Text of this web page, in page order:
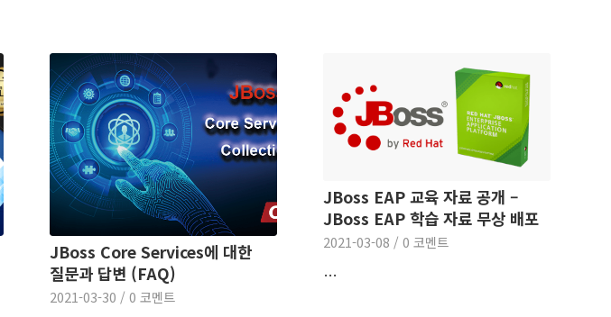
JBoss Core Services에 대한
질문과 답변 (FAQ)
2021-03-30 / 0 코멘트
JBoss EAP 교육 자료 공개 –
JBoss EAP 학습 자료 무상 배포
2021-03-08 / 0 코멘트
…